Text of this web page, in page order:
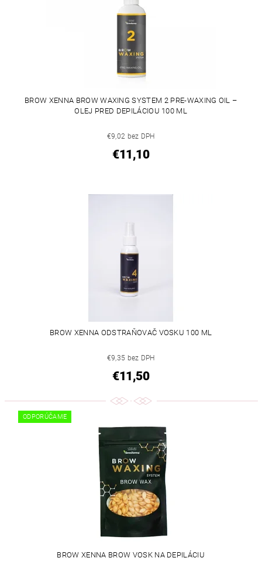
BROW XENNA BROW WAXING SYSTEM 2 PRE-WAXING OIL –
OLEJ PRED DEPILÁCIOU 100 ML
€9,02 bez DPH
€11,10
BROW XENNA ODSTRAŇOVAČ VOSKU 100 ML
€9,35 bez DPH
€11,50
ODPORÚČAME
BROW XENNA BROW VOSK NA DEPILÁCIU